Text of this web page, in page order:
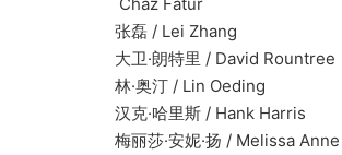
张磊 / Lei Zhang
大卫·朗特里 / David Rountree
林·奥汀 / Lin Oeding
汉克·哈里斯 / Hank Harris
梅丽莎·安妮·扬 / Melissa Anne